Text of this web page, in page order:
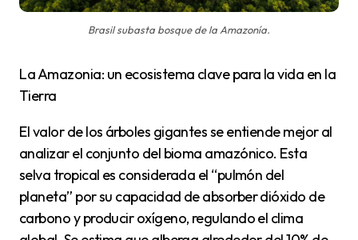
Brasil subasta bosque de la Amazonía.
La Amazonia: un ecosistema clave para la vida en la
Tierra
El valor de los árboles gigantes se entiende mejor al
analizar el conjunto del bioma amazónico. Esta
selva tropical es considerada el “pulmón del
planeta” por su capacidad de absorber dióxido de
carbono y producir oxígeno, regulando el clima